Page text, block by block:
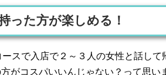
った方が楽しめる！
スで入店で２～３人の女性と話して
がコスパいいんじゃない？って思い